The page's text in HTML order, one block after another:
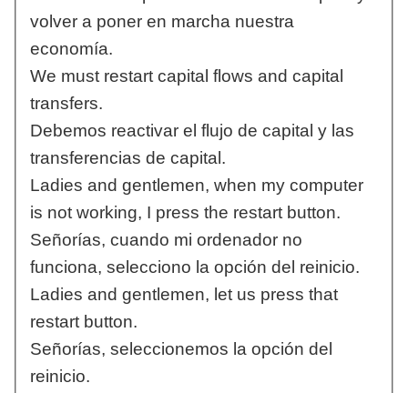
volver a poner en marcha nuestra
economía.
We must restart capital flows and capital
transfers.
Debemos reactivar el flujo de capital y las
transferencias de capital.
Ladies and gentlemen, when my computer
is not working, I press the restart button.
Señorías, cuando mi ordenador no
funciona, selecciono la opción del reinicio.
Ladies and gentlemen, let us press that
restart button.
Señorías, seleccionemos la opción del
reinicio.